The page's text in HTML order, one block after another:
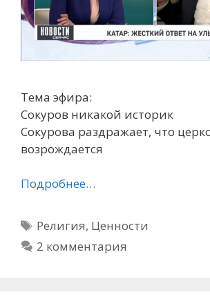
Тема эфира:
Сокуров никакой историк
Сокурова раздражает, что
возрождается
Подробнее…
Метки
Религия, Ценности
2 комментария